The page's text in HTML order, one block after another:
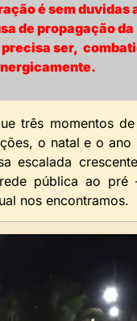
é sem duvidas
de propagação da
precisa ser,
três momentos
o natal e o ano
escalada
pública ao pré
nos encontramos.